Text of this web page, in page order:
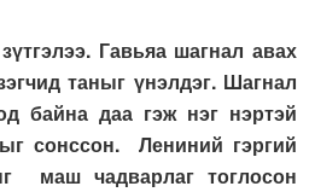
Гавьяа шагнал авах
таныг үнэлдэг. Шагнал
байна даа гэж нэг нэртэй
сонссон. Лениний гэргий
маш чадварлаг тоглосон